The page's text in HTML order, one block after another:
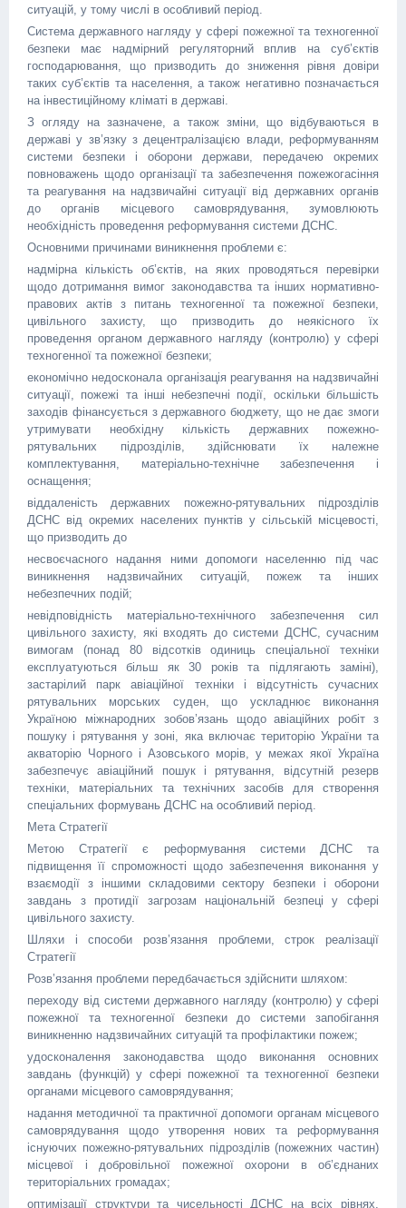
ситуацій, у тому числі в особливий період.
Система державного нагляду у сфері пожежної та техногенної
безпеки має надмірний регуляторний вплив на суб’єктів
господарювання, що призводить до зниження рівня довіри
таких суб’єктів та населення, а також негативно позначається
на інвестиційному кліматі в державі.
З огляду на зазначене, а також зміни, що відбуваються в
державі у зв’язку з децентралізацією влади, реформуванням
системи безпеки і оборони держави, передачею окремих
повноважень щодо організації та забезпечення пожежогасіння
та реагування на надзвичайні ситуації від державних органів
до органів місцевого самоврядування, зумовлюють
необхідність проведення реформування системи ДСНС.
Основними причинами виникнення проблеми є:
надмірна кількість об’єктів, на яких проводяться перевірки
щодо дотримання вимог законодавства та інших нормативно-
правових актів з питань техногенної та пожежної безпеки,
цивільного захисту, що призводить до неякісного їх
проведення органом державного нагляду (контролю) у сфері
техногенної та пожежної безпеки;
економічно недосконала організація реагування на надзвичайні
ситуації, пожежі та інші небезпечні події, оскільки більшість
заходів фінансується з державного бюджету, що не дає змоги
утримувати необхідну кількість державних пожежно-
рятувальних підрозділів, здійснювати їх належне
комплектування, матеріально-технічне забезпечення і
оснащення;
віддаленість державних пожежно-рятувальних підрозділів
ДСНС від окремих населених пунктів у сільській місцевості,
що призводить до
несвоєчасного надання ними допомоги населенню під час
виникнення надзвичайних ситуацій, пожеж та інших
небезпечних подій;
невідповідність матеріально-технічного забезпечення сил
цивільного захисту, які входять до системи ДСНС, сучасним
вимогам (понад 80 відсотків одиниць спеціальної техніки
експлуатуються більш як 30 років та підлягають заміні),
застарілий парк авіаційної техніки і відсутність сучасних
рятувальних морських суден, що ускладнює виконання
Україною міжнародних зобов’язань щодо авіаційних робіт з
пошуку і рятування у зоні, яка включає територію України та
акваторію Чорного і Азовського морів, у межах якої Україна
забезпечує авіаційний пошук і рятування, відсутній резерв
техніки, матеріальних та технічних засобів для створення
спеціальних формувань ДСНС на особливий період.
Мета Стратегії
Метою Стратегії є реформування системи ДСНС та
підвищення її спроможності щодо забезпечення виконання у
взаємодії з іншими складовими сектору безпеки і оборони
завдань з протидії загрозам національній безпеці у сфері
цивільного захисту.
Шляхи і способи розв’язання проблеми, строк реалізації
Стратегії
Розв’язання проблеми передбачається здійснити шляхом:
переходу від системи державного нагляду (контролю) у сфері
пожежної та техногенної безпеки до системи запобігання
виникненню надзвичайних ситуацій та профілактики пожеж;
удосконалення законодавства щодо виконання основних
завдань (функцій) у сфері пожежної та техногенної безпеки
органами місцевого самоврядування;
надання методичної та практичної допомоги органам місцевого
самоврядування щодо утворення нових та реформування
існуючих пожежно-рятувальних підрозділів (пожежних частин)
місцевої і добровільної пожежної охорони в об’єднаних
територіальних громадах;
оптимізації структури та чисельності ДСНС на всіх рівнях,